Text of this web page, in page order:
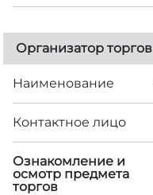
Организатор торгов
Наименование
Контактное лицо
Ознакомление и
осмотр предмета
торгов